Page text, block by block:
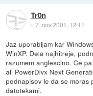
Tr0n
::7. nov 2001, 12:11
Jaz uporabljam kar
WinXP. Dela najhitreje,
razumem anglescino. Ce
ali PowerDivx Next
podnapisov le da se moras
datotekami.